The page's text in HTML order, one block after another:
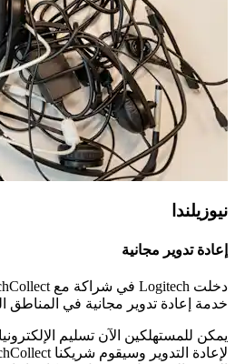
نيوزيلندا
إعادة تدوير مجانية
خدمة إعادة تدوير مجانية في المناطق
يمكن للمستهلكين الآن تسليم